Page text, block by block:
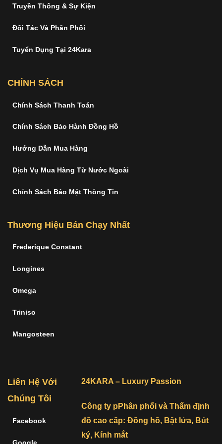
Truyền Thông & Sự Kiện
Đối Tác Và Phân Phối
Tuyển Dụng Tại 24Kara
CHÍNH SÁCH
Chính Sách Thanh Toán
Chính Sách Bảo Hành Đồng Hồ
Hướng Dẫn Mua Hàng
Dịch Vụ Mua Hàng Từ Nước Ngoài
Chính Sách Bảo Mật Thông Tin
Thương Hiệu Bán Chạy Nhất
Frederique Constant
Longines
Omega
Triniso
Mangosteen
Liên Hệ Với
Chúng Tôi
Facebook
24KARA – Luxury Passion
Công ty pPhân phối và Thẩm định
đồ cao cấp: Đồng hồ, Bật lửa, Bút
ký, Kính mắt